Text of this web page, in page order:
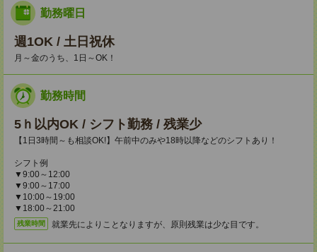
勤務曜日
週1OK / 土日祝休
月～金のうち、1日～OK！
勤務時間
5ｈ以内OK / シフト勤務 / 残業少
【1日3時間～も相談OK!】午前中のみや18時以降などのシフトあり！
シフト例
▼9:00～12:00
▼9:00～17:00
▼10:00～19:00
▼18:00～21:00
残業時間 就業先によりことなりますが、原則残業は少な目です。